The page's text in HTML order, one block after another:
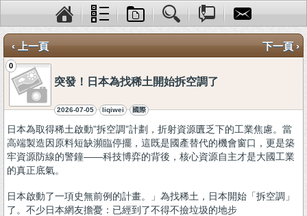
‹ 上一頁 下一頁 ›
0
突發！日本為找稀土開始拆空調了
2026-07-05 liqiwei 國際
日本為取得稀土啟動”拆空調”計劃，折射資源匱乏下的工業焦慮。當
高端製造因原料短缺瀕臨停擺，這既是國產替代的機會窗口，更是築
牢資源防線的警鐘——科技博弈的背後，核心資源自主才是大國工業
的真正底氣。
日本啟動了一項史無前例的計畫。」為找稀土，日本開始「拆空調」
了。不少日本網友擔憂：已經到了不得不撿垃圾的地步